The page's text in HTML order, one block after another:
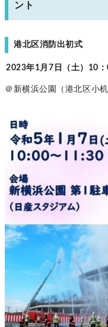
ント
港北区消防出初式
2023年1月7日（土）10
＠新横浜公園（港北区小